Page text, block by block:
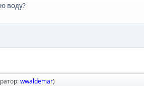
воду?
wwaldemar)